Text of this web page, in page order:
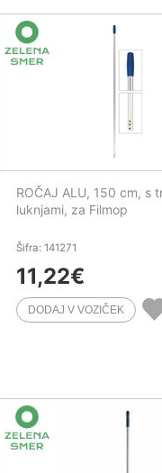
ROČAJ ALU, 150 cm, s
luknjami, za Filmop
Šifra: 141271
11,22€